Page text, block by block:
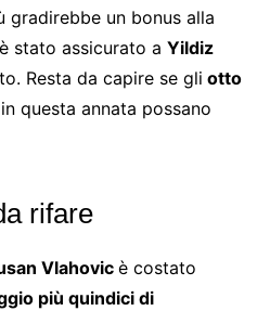
gradirebbe un bonus alla
stato assicurato a Yildiz
Resta da capire se gli otto
in questa annata possano
rifare
Vlahovic è costato
più quindici di